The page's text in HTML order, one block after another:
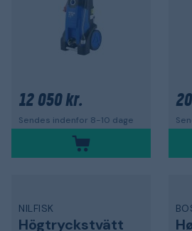
12 050 kr.
Sendes indenfor 8-10 dage
NILFISK
Högtryckstvätt